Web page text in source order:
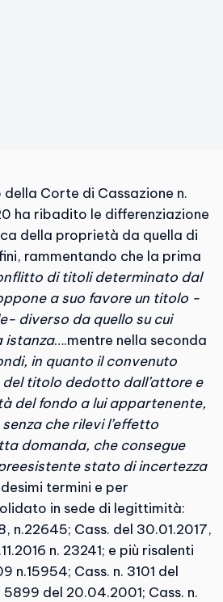
Corte di Cassazione n.
ha ribadito le differenziazione
della proprietà da quella di
rammentando che la prima
di titoli determinato dal
a suo favore un titolo -
diverso da quello su cui
istanza….mentre nella seconda
in quanto il convenuto
del titolo dedotto dall’attore e
del fondo a lui appartenente,
che rilevi l’effetto
domanda, che consegue
stato di incertezza
termini e per
in sede di legittimità:
n.22645; Cass. del 30.01.2017,
n. 23241; e più risalenti
n.15954; Cass. n. 3101 del
5899 del 20.04.2001; Cass. n.